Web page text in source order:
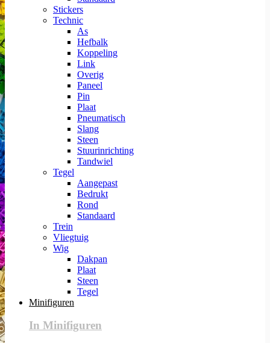
Stickers
Technic
As
Hefbalk
Koppeling
Link
Overig
Paneel
Pin
Plaat
Pneumatisch
Slang
Steen
Stuurinrichting
Tandwiel
Tegel
Aangepast
Bedrukt
Rond
Standaard
Trein
Vliegtuig
Wig
Dakpan
Plaat
Steen
Tegel
Minifiguren
In Minifiguren